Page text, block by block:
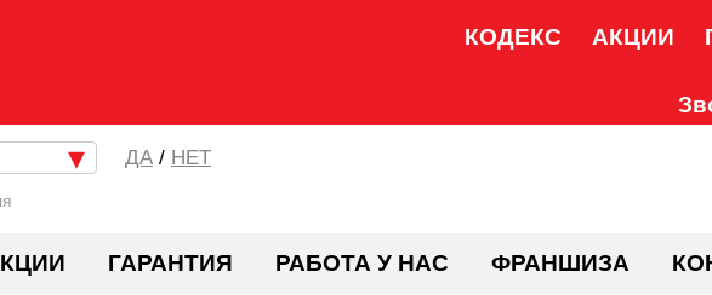
КОДЕКС АКЦИИ
/ НЕТ
ГАРАНТИЯ РАБОТА У НАС ФРАНШИЗА